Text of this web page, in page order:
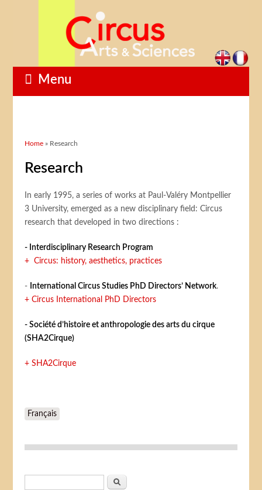
Menu
You are here
Home » Research
Research
In early 1995, a series of works at Paul-Valéry Montpellier
3 University, emerged as a new disciplinary field: Circus
research that developed in two directions :
- Interdisciplinary Research Program
+ Circus: history, aesthetics, practices
- International Circus Studies PhD Directors’ Network.
+ Circus International PhD Directors
- Société d’histoire et anthropologie des arts du cirque
(SHA2Cirque)
+ SHA2Cirque
Français
Search